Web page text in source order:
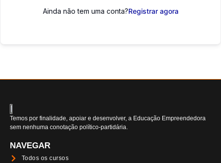
Ainda não tem uma conta?Registrar agora
Temos por finalidade, apoiar e desenvolver, a Educação Empreendedora
sem nenhuma conotação político-partidária.
NAVEGAR
Todos os cursos